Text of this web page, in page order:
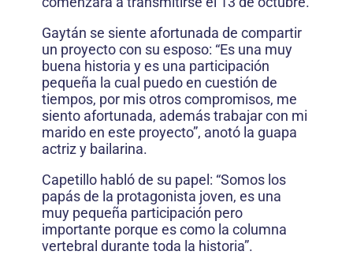
Gaytán se siente afortunada de compartir
un proyecto con su esposo: “Es una muy
buena historia y es una participación
pequeña la cual puedo en cuestión de
tiempos, por mis otros compromisos, me
siento afortunada, además trabajar con mi
marido en este proyecto”, anotó la guapa
actriz y bailarina.
Capetillo habló de su papel: “Somos los
papás de la protagonista joven, es una
muy pequeña participación pero
importante porque es como la columna
vertebral durante toda la historia”.